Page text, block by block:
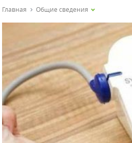
Главная Общие сведения